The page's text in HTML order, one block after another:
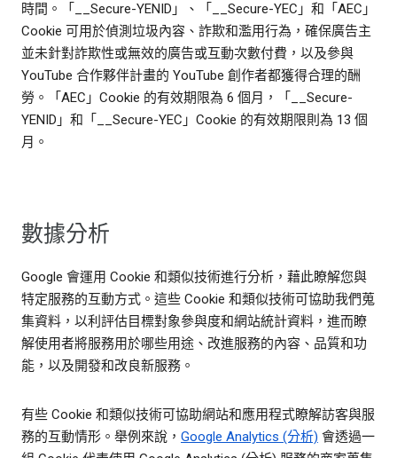
時間。「__Secure-YENID」、「__Secure-YEC」和「AEC」
Cookie 可用於偵測垃圾內容、詐欺和濫用行為，確保廣告主
並未針對詐欺性或無效的廣告或互動次數付費，以及參與
YouTube 合作夥伴計畫的 YouTube 創作者都獲得合理的酬
勞。「AEC」Cookie 的有效期限為 6 個月，「__Secure-
YENID」和「__Secure-YEC」Cookie 的有效期限則為 13 個
月。
數據分析
Google 會運用 Cookie 和類似技術進行分析，藉此瞭解您與
特定服務的互動方式。這些 Cookie 和類似技術可協助我們蒐
集資料，以利評估目標對象參與度和網站統計資料，進而瞭
解使用者將服務用於哪些用途、改進服務的內容、品質和功
能，以及開發和改良新服務。
有些 Cookie 和類似技術可協助網站和應用程式瞭解訪客與服
務的互動情形。舉例來說， Google Analytics (分析) 會透過一